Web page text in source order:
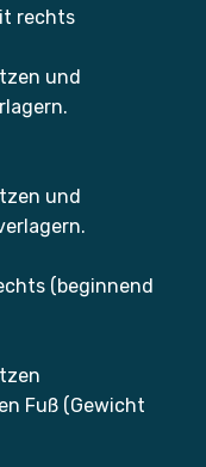
rechts
und
und
(beginnend
Fuß (Gewicht